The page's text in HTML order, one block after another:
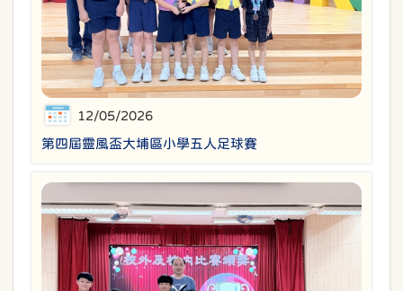
12/05/2026
第四屆靈風盃大埔區小學五人足球賽